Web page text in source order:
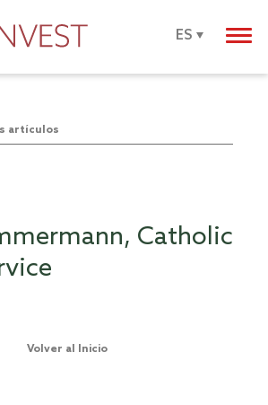
ES
artículos
Catholic
Volver al Inicio